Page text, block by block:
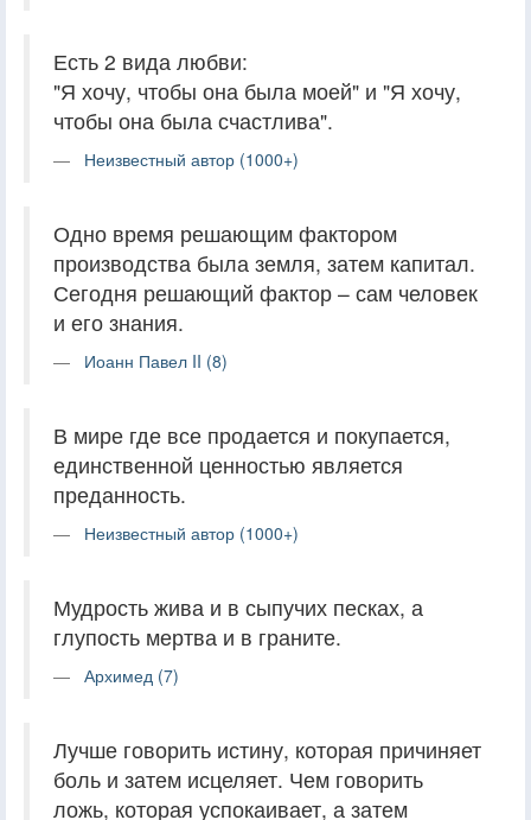
Есть 2 вида любви:
"Я хочу, чтобы она была моей" и "Я хочу,
чтобы она была счастлива".
Неизвестный автор (1000+)
Одно время решающим фактором
производства была земля, затем капитал.
Сегодня решающий фактор – сам человек
и его знания.
Иоанн Павел II (8)
В мире где все продается и покупается,
единственной ценностью является
преданность.
Неизвестный автор (1000+)
Мудрость жива и в сыпучих песках, а
глупость мертва и в граните.
Архимед (7)
Лучше говорить истину, которая причиняет
боль и затем исцеляет. Чем говорить
ложь, которая успокаивает, а затем